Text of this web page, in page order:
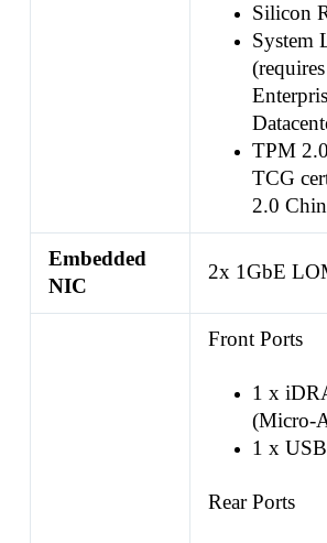
Silicon
System
TPM
TCG
2.0
Embedded
NIC
2x 1GbE
Front Ports
1 x
(Micro-
1 x
Rear Ports